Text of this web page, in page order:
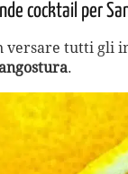
cocktail per
versare tutti gli
.